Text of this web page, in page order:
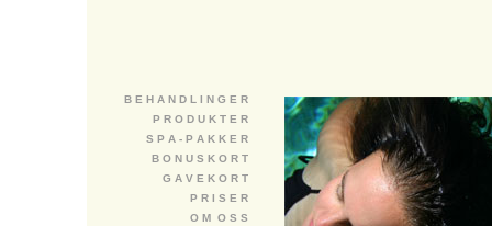
B E H A N D L I N G E R
P R O D U K T E R
S P A - P A K K E R
B O N U S K O R T
G A V E K O R T
P R I S E R
O M O S S